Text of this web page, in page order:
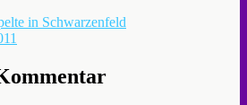
in Schwarzenfeld